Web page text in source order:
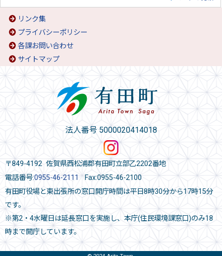
リンク集
プライバシーポリシー
各課お問い合わせ
サイトマップ
法人番号 5000020414018
〒849-4192 佐賀県西松浦郡有田町立部乙2202番地
電話番号:0955-46-2111 Fax:0955-46-2100
有田町役場と東出張所の窓口開庁時間は平日8時30分から17時15分
です。
※第2・4水曜日は延長窓口を実施し、本庁(住民環境課窓口)のみ18
時まで開庁しています。